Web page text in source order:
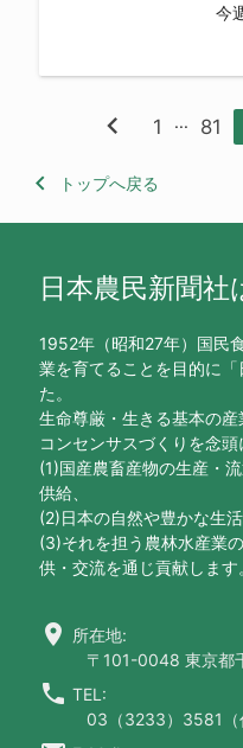
今
chevron_left 1 ... 81
keyboard_arrow_left トップへ戻る
日本農民新聞社
1952年（昭和27年）国民
業を育てることを目的に
た。
生命尊厳・生きる基本の
コンセンサスづくりを念頭
(1)国産農畜産物の生産・
供給、
(2)日本の自然や豊かな生
(3)それを担う農林水産業
供・交流を通じ貢献します
location_on 所在地:
〒101-0048 東京都
call TEL:
03（3233）3581（